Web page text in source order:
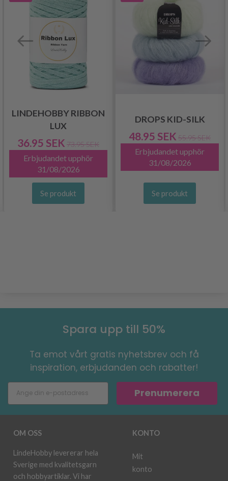
LINDEHOBBY RIBBON
LUX
36.95 SEK 73.95 SEK
Erbjudandet upphör
31/08/2026
Se produkt
DROPS KID-SILK
48.95 SEK 55.95 SEK
Erbjudandet upphör
31/08/2026
Se produkt
Spara upp till 50%
Ta emot vårt gratis nyhetsbrev och få
inspiration, erbjudanden och rabatter!
Prenumerera
OM OSS
LindeHobby levererar hela
Sverige med kvalitetsgarn
och hobbyartiklar. Vi har
KONTO
Mit
konto